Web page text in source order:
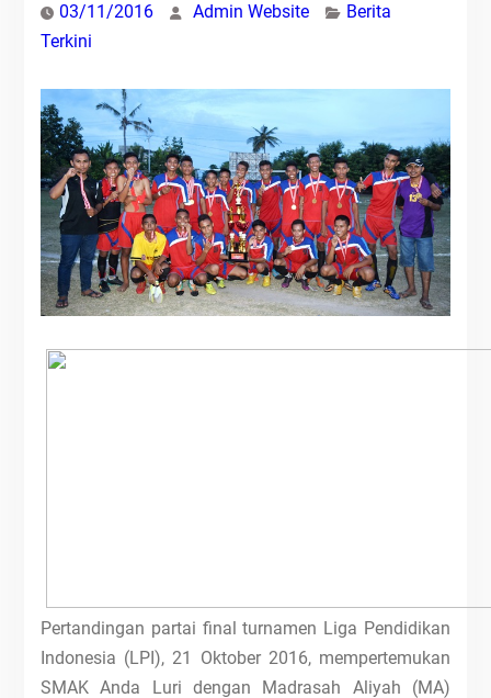
03/11/2016 Admin Website
Berita
Terkini
Pertandingan partai final turnamen Liga Pendidikan
Indonesia (LPI), 21 Oktober 2016, mempertemukan
SMAK Anda Luri dengan Madrasah Aliyah (MA)